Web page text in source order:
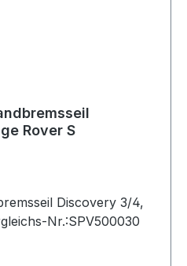
Rover S
Discovery 3/4,
Nr.:SPV500030